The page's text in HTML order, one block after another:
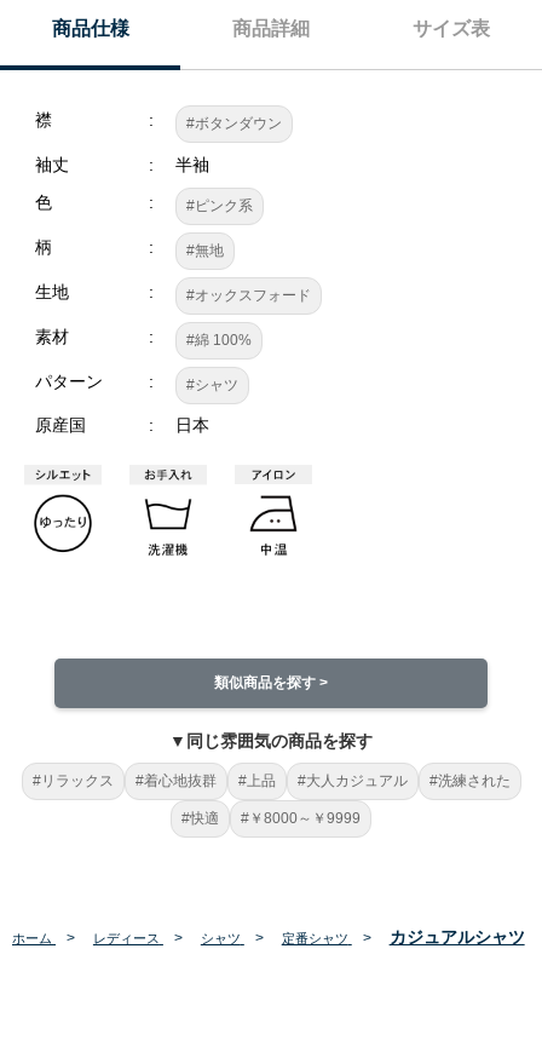
商品仕様 商品詳細 サイズ表
襟 #ボタンダウン
袖丈
半袖
色
#ピンク系
柄 #無地
生地 #オックスフォード
素材 #綿 100%
パターン #シャツ
原産国 日本
類似商品を探す >
▼同じ雰囲気の商品を探す
#リラックス #着心地抜群 #上品 #大人カジュアル #洗練された
#快適 #￥8000～￥9999
ホーム > レディース > シャツ > 定番シャツ > カジュアルシャツ